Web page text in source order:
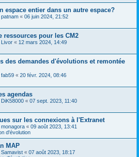
espace entier dans un autre espace?
patnam « 06 juin 2024, 21:52
ressources pour les CM2
Livor « 12 mars 2024, 14:49
des demandes d'évolutions et remontée
fab59 « 20 févr. 2024, 08:46
agendas
DiK58000 « 07 sept. 2023, 11:40
sur les connexions à l'Extranet
monagora « 09 août 2023, 13:41
d'évolution
MAP
Samavist « 07 août 2023, 18:17